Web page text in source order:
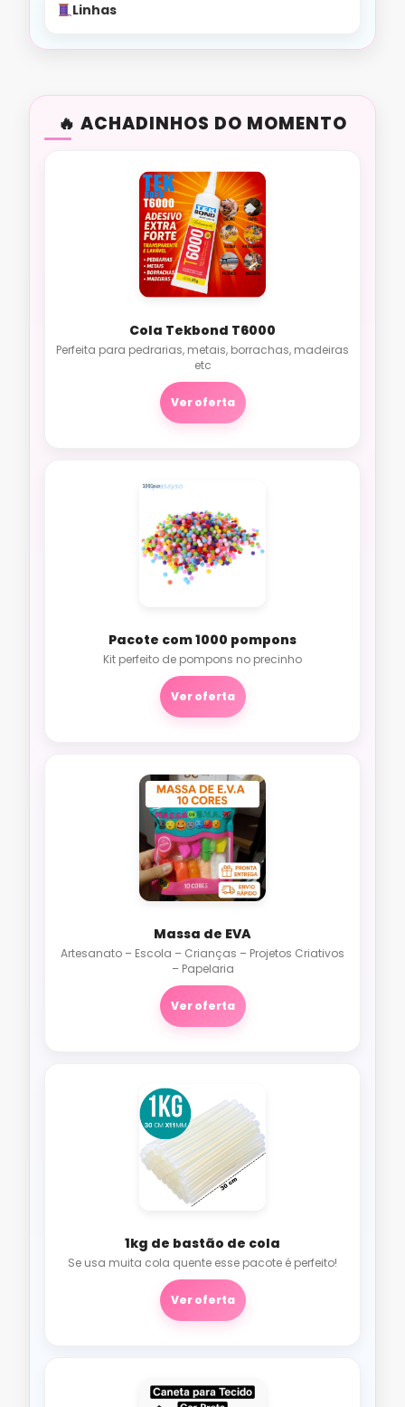
Linhas
ACHADINHOS DO MOMENTO
Cola Tekbond T6000
Perfeita para pedrarias, metais, borrachas, madeiras
etc
Ver oferta
Pacote com 1000 pompons
Kit perfeito de pompons no precinho
Ver oferta
Massa de EVA
Artesanato – Escola – Crianças – Projetos Criativos
– Papelaria
Ver oferta
1kg de bastão de cola
Se usa muita cola quente esse pacote é perfeito!
Ver oferta